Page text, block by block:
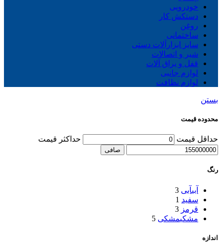
خودرویی
دستکش کار
روغن
ساختمانی
سایز ابزارآلات دستی
شیر و اتصالات
قفل و یراق آلات
لوازم جانبی
لوازم نظافت
بستن
محدوده قیمت
حداقل قیمت حداكثر قيمت
صافی
رنگ
آبیآبی 3
سفید 1
قرمز 3
مشکیمشکی 5
اندازه